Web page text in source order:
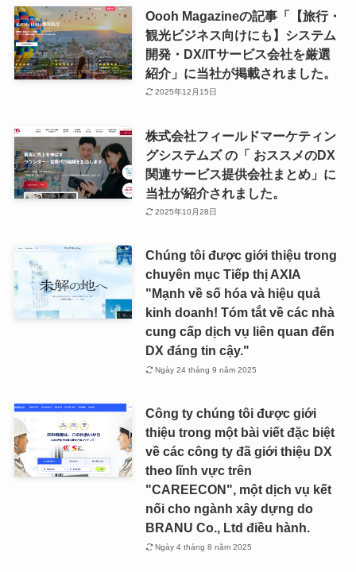
Oooh Magazineの記事「【旅行・
観光ビジネス向けにも】システム
開発・DX/ITサービス会社を厳選
紹介」に当社が掲載されました。
2025年12月15日
株式会社フィールドマーケティン
グシステムズ の「 おススメのDX
関連サービス提供会社まとめ」に
当社が紹介されました。
2025年10月28日
Chúng tôi được giới thiệu trong
chuyên mục Tiếp thị AXIA
"Mạnh về số hóa và hiệu quả
kinh doanh! Tóm tắt về các nhà
cung cấp dịch vụ liên quan đến
DX đáng tin cậy."
Ngày 24 tháng 9 năm 2025
Công ty chúng tôi được giới
thiệu trong một bài viết đặc biệt
về các công ty đã giới thiệu DX
theo lĩnh vực trên
"CAREECON", một dịch vụ kết
nối cho ngành xây dựng do
BRANU Co., Ltd điều hành.
Ngày 4 tháng 8 năm 2025